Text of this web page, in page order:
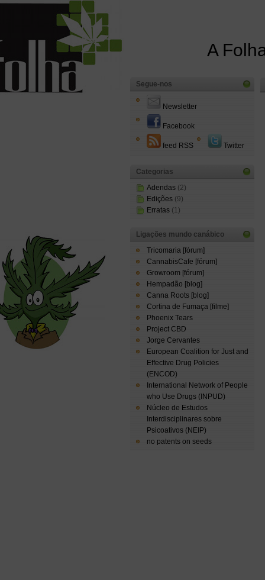
A
Segue-nos
Newsletter
Facebook
feed RSS Twitter
Categorias
Adendas (2)
Edições (9)
Erratas (1)
Ligações mundo canábico
Tricomaria [fórum]
CannabisCafe [fórum]
Growroom [fórum]
Hempadão [blog]
Canna Roots [blog]
Cortina de Fumaça [filme]
Phoenix Tears
Project CBD
Jorge Cervantes
European Coalition for Just and
Effective Drug Policies
(ENCOD)
International Network of People
who Use Drugs (INPUD)
Núcleo de Estudos
Interdisciplinares sobre
Psicoativos (NEIP)
no patents on seeds